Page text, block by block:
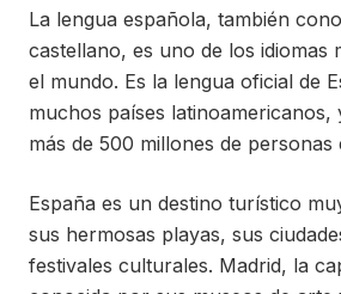
La lengua española, también
castellano, es uno de los idiomas
el mundo. Es la lengua oficial de
muchos países latinoamericanos,
más de 500 millones de
España es un destino turístico
sus hermosas playas, sus
festivales culturales. Madrid, la